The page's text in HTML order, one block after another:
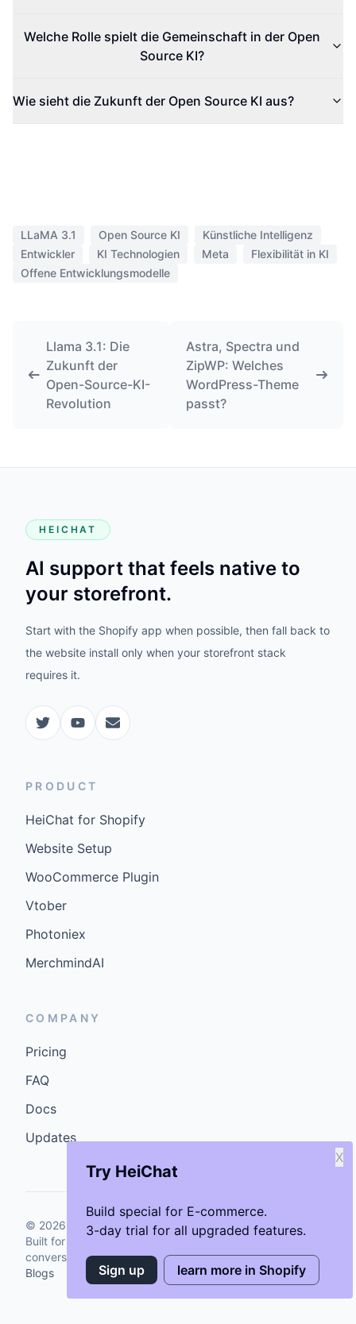
Welche Rolle spielt die Gemeinschaft in der Open
Source KI?
Wie sieht die Zukunft der Open Source KI aus?
Try HeiChat
Build special for E-commerce.
3-day trial for all upgraded features.
X
Sign up learn more in Shopify
LLaMA 3.1 Open Source KI
Künstliche Intelligenz
Entwickler
KI Technologien Meta
Flexibilität in KI
Offene Entwicklungsmodelle
Llama 3.1: Die
Zukunft der
Open-Source-KI-
Revolution
Astra, Spectra und
ZipWP: Welches
WordPress-Theme
passt?
HEICHAT
AI support that feels native to
your storefront.
Start with the Shopify app when possible, then fall back to
the website install only when your storefront stack
requires it.
PRODUCT
HeiChat for Shopify
Website Setup
WooCommerce Plugin
Vtober
Photoniex
MerchmindAI
COMPANY
Pricing
FAQ
Docs
Updates
© 2026 GenCybers Inc. All rights reserved.
Built for storefronts that want faster answers and cleaner
conversions.
Blogs